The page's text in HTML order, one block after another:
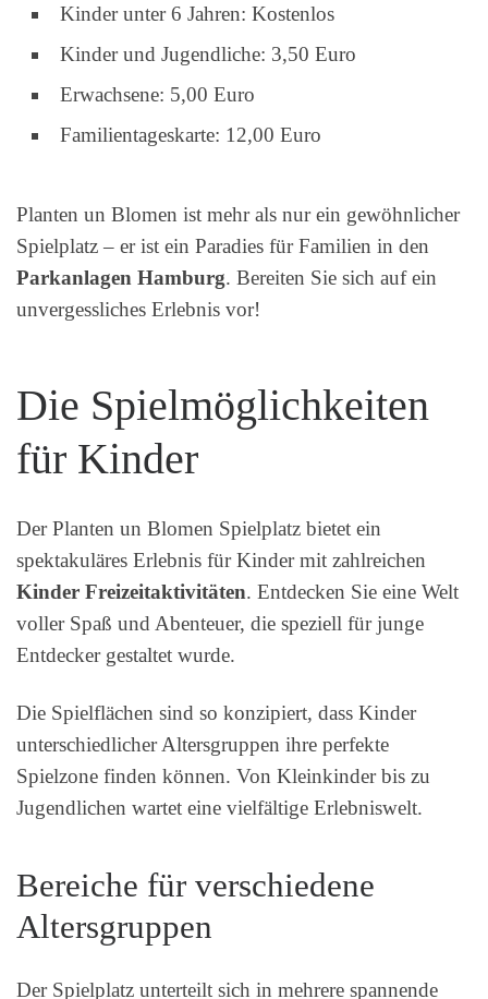
Kinder unter 6 Jahren: Kostenlos
Kinder und Jugendliche: 3,50 Euro
Erwachsene: 5,00 Euro
Familientageskarte: 12,00 Euro
Planten un Blomen ist mehr als nur ein gewöhnlicher
Spielplatz – er ist ein Paradies für Familien in den
Parkanlagen Hamburg. Bereiten Sie sich auf ein
unvergessliches Erlebnis vor!
Die Spielmöglichkeiten
für Kinder
Der Planten un Blomen Spielplatz bietet ein
spektakuläres Erlebnis für Kinder mit zahlreichen
Kinder Freizeitaktivitäten. Entdecken Sie eine Welt
voller Spaß und Abenteuer, die speziell für junge
Entdecker gestaltet wurde.
Die Spielflächen sind so konzipiert, dass Kinder
unterschiedlicher Altersgruppen ihre perfekte
Spielzone finden können. Von Kleinkinder bis zu
Jugendlichen wartet eine vielfältige Erlebniswelt.
Bereiche für verschiedene
Altersgruppen
Der Spielplatz unterteilt sich in mehrere spannende